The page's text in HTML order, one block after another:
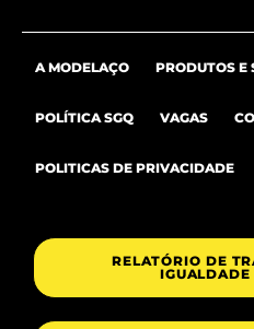
A MODELAÇO PRODUTOS E
POLÍTICA SGQ VAGAS
POLITICAS DE PRIVACIDADE
RELATÓRIO DE